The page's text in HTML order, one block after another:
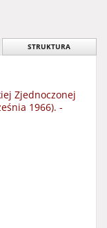
STRUKTURA
Zjednoczonej
1966). -